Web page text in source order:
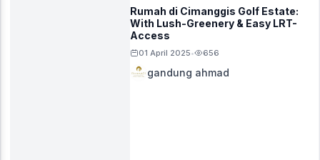
Rumah di Cimanggis Golf Estate:
With Lush-Greenery & Easy LRT-
Access
01 April 2025• 656
gandung ahmad